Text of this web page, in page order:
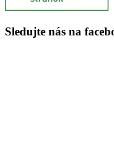
Sledujte nás na